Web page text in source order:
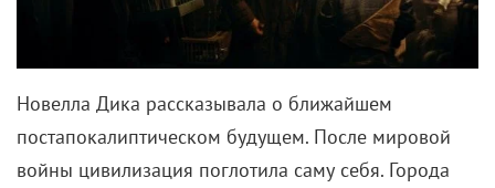
Новелла Дика рассказывала о ближайшем
постапокалиптическом будущем. После мировой
войны цивилизация поглотила саму себя. Города